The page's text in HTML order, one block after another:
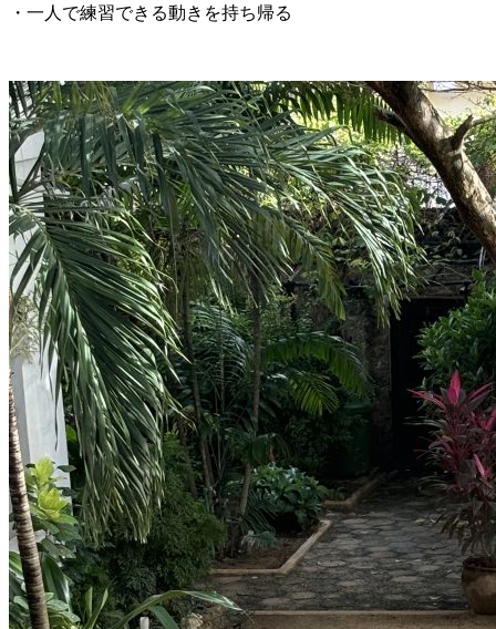
・一人で練習できる動きを持ち帰る